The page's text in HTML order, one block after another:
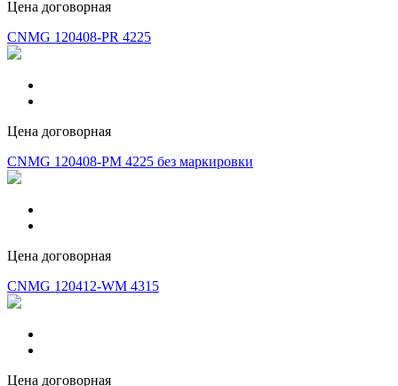
Цена договорная
CNMG 120408-PR 4225
Цена договорная
CNMG 120408-PM 4225 без маркировки
Цена договорная
CNMG 120412-WM 4315
Цена договорная